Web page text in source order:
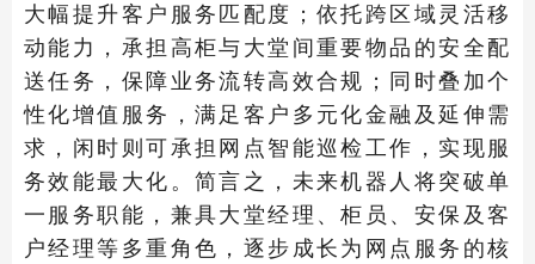
大幅提升客户服务匹配度；依托跨区域灵活移
动能力，承担高柜与大堂间重要物品的安全配
送任务，保障业务流转高效合规；同时叠加个
性化增值服务，满足客户多元化金融及延伸需
求，闲时则可承担网点智能巡检工作，实现服
务效能最大化。简言之，未来机器人将突破单
一服务职能，兼具大堂经理、柜员、安保及客
户经理等多重角色，逐步成长为网点服务的核